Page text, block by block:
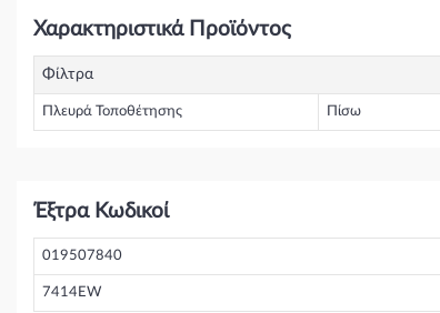
Χαρακτηριστικά Προϊόντος
Φίλτρα
Πλευρά Τοποθέτησης Πίσω
Έξτρα Κωδικοί
019507840
7414EW